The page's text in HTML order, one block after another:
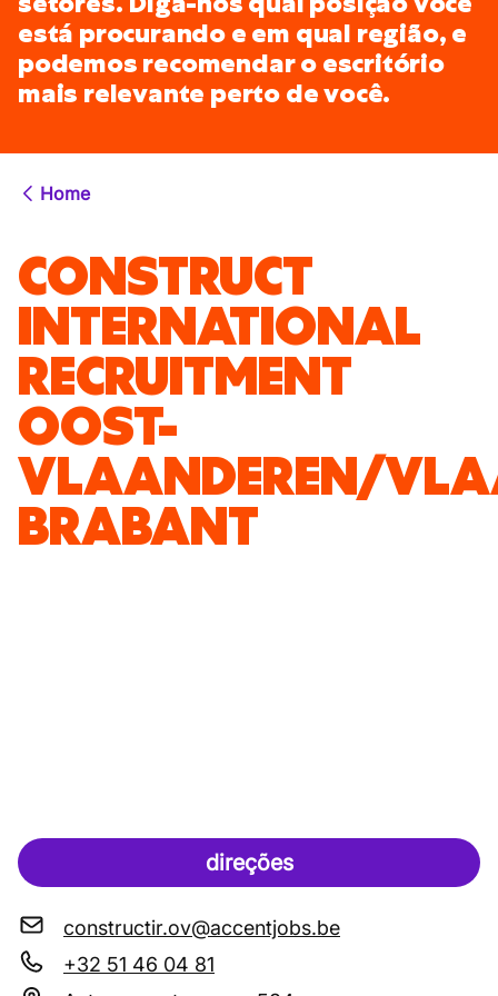
está procurando e em qual região, e
podemos recomendar o escritório
mais relevante perto de você.
Home
CONSTRUCT
INTERNATIONAL
RECRUITMENT
OOST-
VLAANDEREN/
BRABANT
direções
constructir.ov@accentjobs.be
+32 51 46 04 81